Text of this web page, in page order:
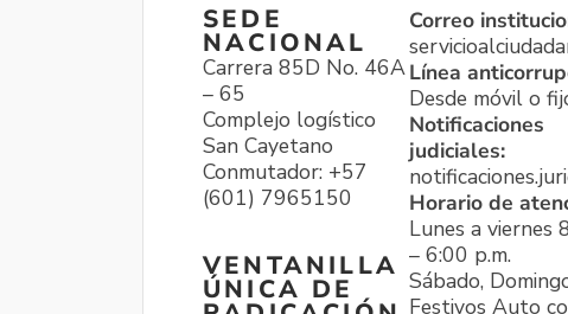
SEDE
NACIONAL
Carrera 85D No. 46A
– 65
Complejo logístico
San Cayetano
Conmutador: +57
(601) 7965150
VENTANILLA
ÚNICA DE
Correo
Línea
Desde móvil o
Notificaciones
judiciales:
Horario de
Lunes a viernes
– 6:00 p.m.
Sábado,
Festivos Auto